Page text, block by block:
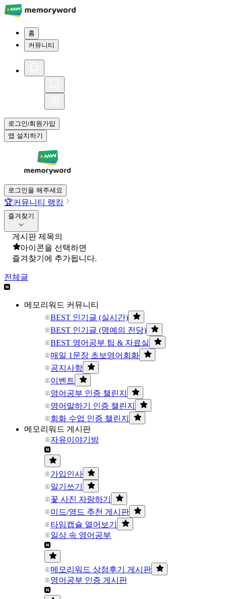
홈
커뮤니티
로그인/회원가입
앱 설치하기
로그인을 해주세요
🏆커뮤니티 랭킹
즐겨찾기
게시판 제목의
아이콘을 선택하면
즐겨찾기에 추가됩니다.
전체글
메모리워드 커뮤니티
BEST 인기글 (실시간)
BEST 인기글 (명예의 전당)
BEST 영어공부 팁 & 자료실
매일 1문장 초보영어회화
공지사항
이벤트
영어공부 인증 챌린지
영어말하기 인증 챌린지
회화 수업 인증 챌린지
메모리워드 게시판
자유이야기방
가입인사
일기쓰기
꽃 사진 자랑하기
미드/영드 추천 게시판
타임캡슐 열어보기
일상 속 영어공부
메모리워드 상점후기 게시판
영어공부 인증 게시판